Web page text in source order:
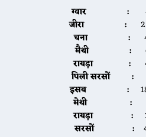
ग्वार :
जीरा :
चना :
मैथी :
रायड़ा :
पिली सरसों :
इसब :
मेथी :
रायड़ा :
सरसों :